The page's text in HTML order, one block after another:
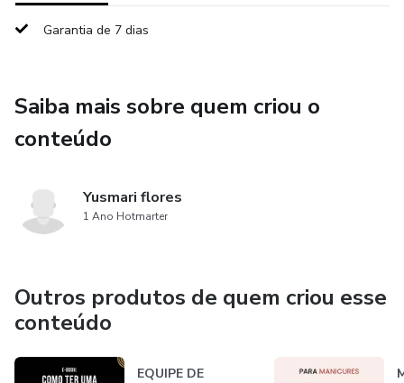
Garantia de 7 dias
Saiba mais sobre quem criou o
conteúdo
Yusmari flores
1 Ano Hotmarter
Outros produtos de quem criou esse
conteúdo
EQUIPE DE